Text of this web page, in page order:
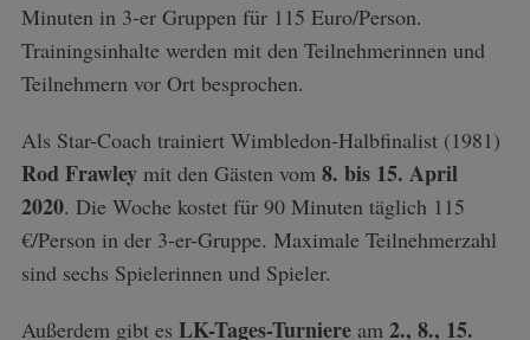
Minuten in 3-er Gruppen für 115 Euro/Person.
Trainingsinhalte werden mit den Teilnehmerinnen und
Teilnehmern vor Ort besprochen.
Als Star-Coach trainiert Wimbledon-Halbfinalist (1981)
Rod Frawleymit den Gästen vom 8. bis 15. April
2020. Die Woche kostet für 90 Minuten täglich 115
€/Person in der 3-er-Gruppe. Maximale Teilnehmerzahl
sind sechs Spielerinnen und Spieler.
Außerdem gibt es LK-Tages-Turnieream 2., 8., 15.